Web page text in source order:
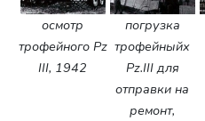
осмотр
трофейного Pz
III, 1942
погрузка
трофейныйх
Pz.III для
отправки на
ремонт,